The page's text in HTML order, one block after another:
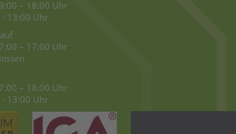
– 18:00 Uhr
- 13:00 Uhr
– 17:00 Uhr
– 18:00 Uhr
- 13:00 Uhr